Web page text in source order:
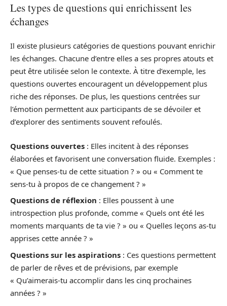
Les types de questions qui enrichissent les
échanges
Il existe plusieurs catégories de questions pouvant enrichir
les échanges. Chacune d’entre elles a ses propres atouts et
peut être utilisée selon le contexte. À titre d’exemple, les
questions ouvertes encouragent un développement plus
riche des réponses. De plus, les questions centrées sur
l’émotion permettent aux participants de se dévoiler et
d’explorer des sentiments souvent refoulés.
Questions ouvertes : Elles incitent à des réponses
élaborées et favorisent une conversation fluide. Exemples :
« Que penses-tu de cette situation ? » ou « Comment te
sens-tu à propos de ce changement ? »
Questions de réflexion : Elles poussent à une
introspection plus profonde, comme « Quels ont été les
moments marquants de ta vie ? » ou « Quelles leçons as-tu
apprises cette année ? »
Questions sur les aspirations : Ces questions permettent
de parler de rêves et de prévisions, par exemple
« Qu’aimerais-tu accomplir dans les cinq prochaines
années ? »